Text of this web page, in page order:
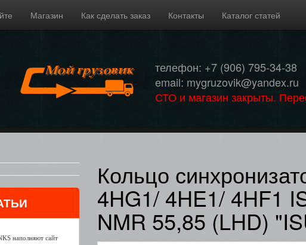
Магазин Как сделать заказ Контакты Каталог статей
телефон: +7 (906) 795-34-38
email: mygruzovik@yandex.ru
СТО и магазин закрыты.
Кольцо
4HG1/ 4HE1/ 4HF1
NMR 55,85 (LHD)
наполняют сайт